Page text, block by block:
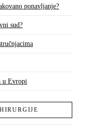
ponavljanje?
sud?
u Evropi